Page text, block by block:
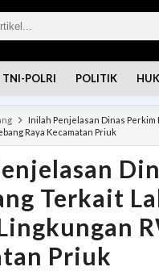
TNI-POLRI POLITIK
Inilah Penjelasan Dinas Perkim
Raya Kecamatan Priuk
Terkait
Priuk